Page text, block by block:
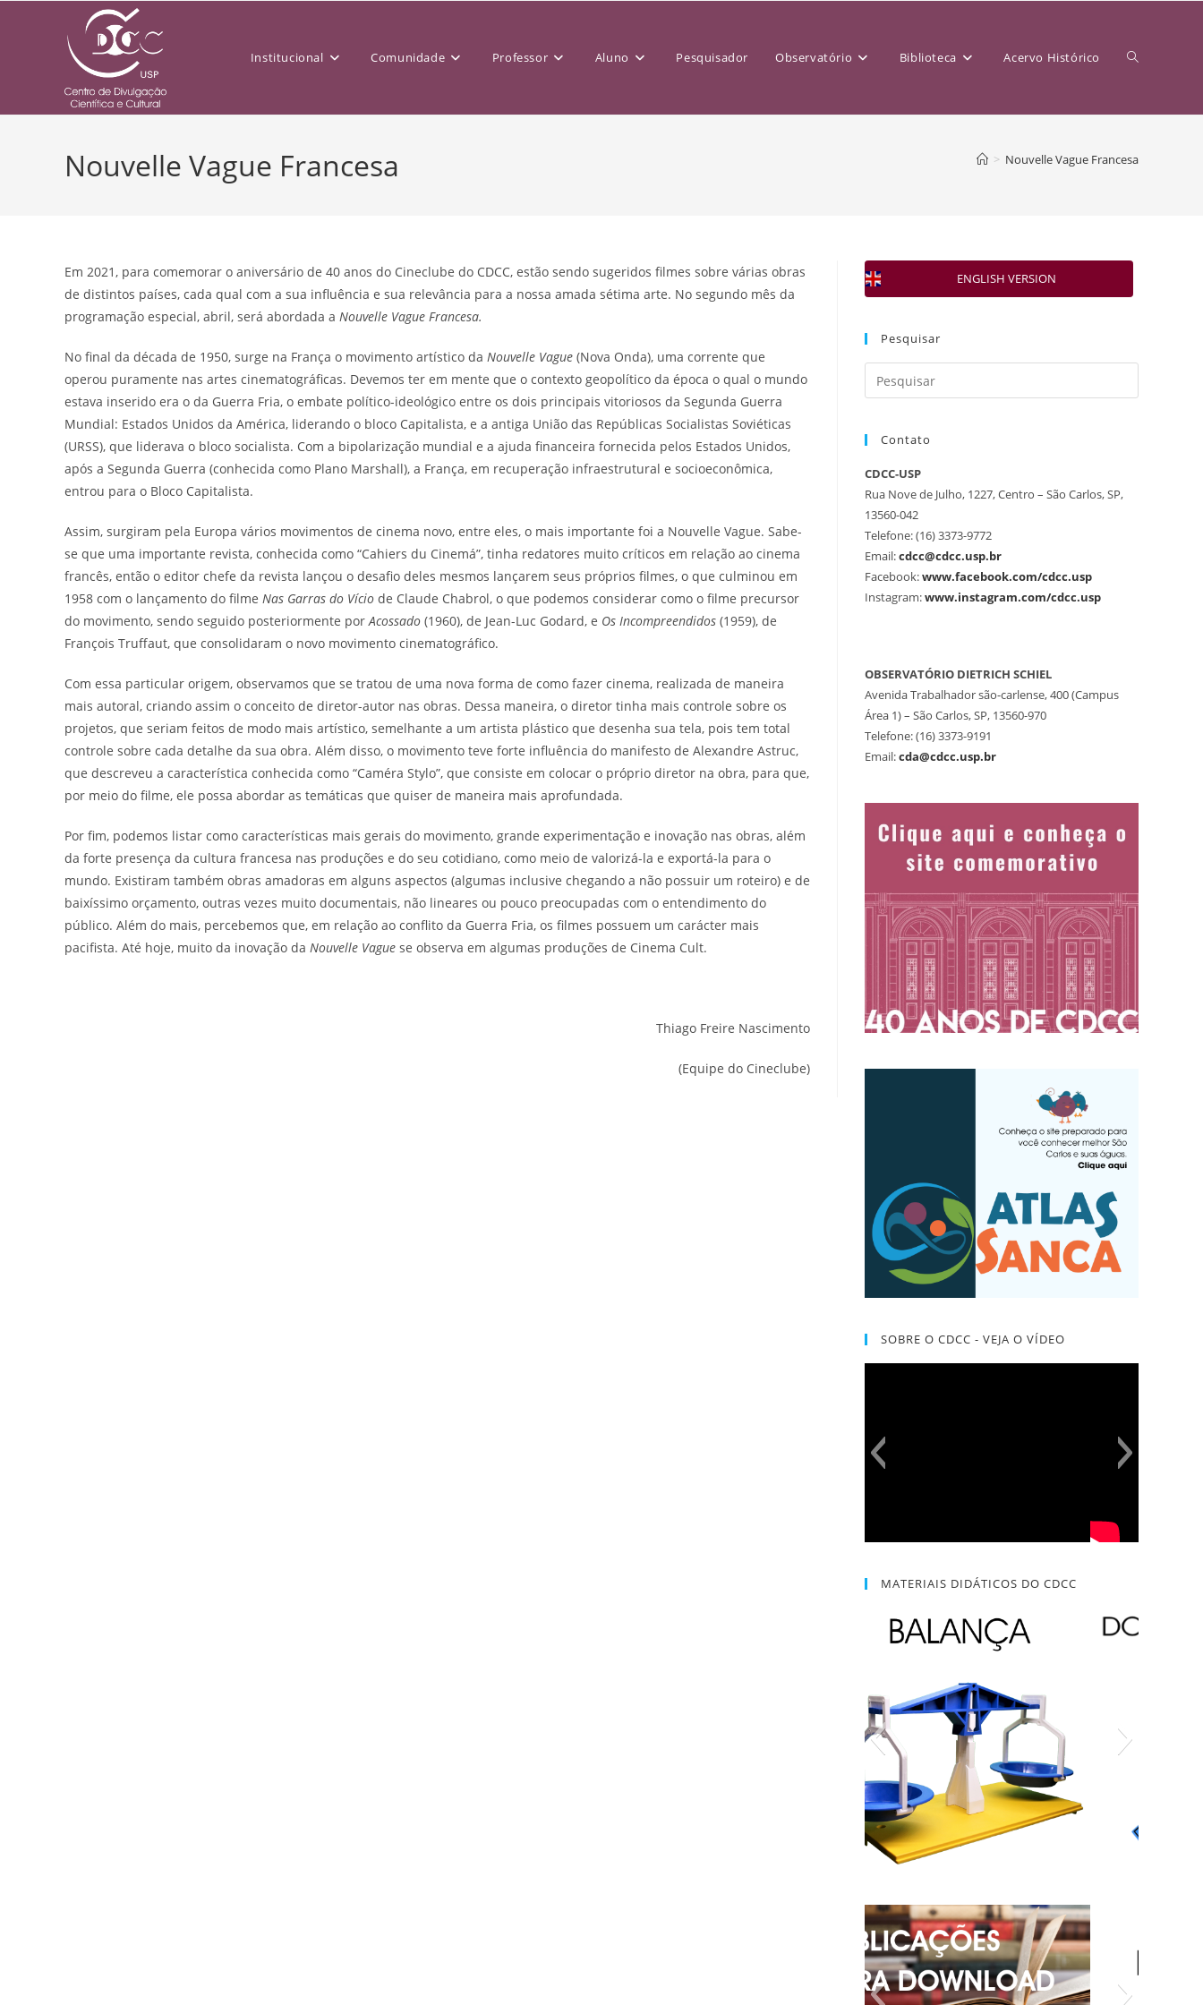
Institucional Comunidade Professor Aluno Pesquisador Observatório Biblioteca Acervo Histórico
Nouvelle Vague Francesa > Nouvelle Vague Francesa
Em 2021, para comemorar o aniversário de 40 anos do Cineclube do CDCC, estão sendo sugeridos filmes sobre várias obras
de distintos países, cada qual com a sua influência e sua relevância para a nossa amada sétima arte. No segundo mês da
programação especial, abril, será abordada a Nouvelle Vague Francesa.
No final da década de 1950, surge na França o movimento artístico da Nouvelle Vague (Nova Onda), uma corrente que
operou puramente nas artes cinematográficas. Devemos ter em mente que o contexto geopolítico da época o qual o mundo
estava inserido era o da Guerra Fria, o embate político-ideológico entre os dois principais vitoriosos da Segunda Guerra
Mundial: Estados Unidos da América, liderando o bloco Capitalista, e a antiga União das Repúblicas Socialistas Soviéticas
(URSS), que liderava o bloco socialista. Com a bipolarização mundial e a ajuda financeira fornecida pelos Estados Unidos,
após a Segunda Guerra (conhecida como Plano Marshall), a França, em recuperação infraestrutural e socioeconômica,
entrou para o Bloco Capitalista.
Assim, surgiram pela Europa vários movimentos de cinema novo, entre eles, o mais importante foi a Nouvelle Vague. Sabe-
se que uma importante revista, conhecida como “Cahiers du Cinemá”, tinha redatores muito críticos em relação ao cinema
francês, então o editor chefe da revista lançou o desafio deles mesmos lançarem seus próprios filmes, o que culminou em
1958 com o lançamento do filme Nas Garras do Vício de Claude Chabrol, o que podemos considerar como o filme precursor
do movimento, sendo seguido posteriormente porAcossado (1960), de Jean-Luc Godard, e Os Incompreendidos (1959), de
François Truffaut, que consolidaram o novo movimento cinematográfico.
Com essa particular origem, observamos que se tratou de uma nova forma de como fazer cinema, realizada de maneira
mais autoral, criando assim o conceito de diretor-autor nas obras. Dessa maneira, o diretor tinha mais controle sobre os
projetos, que seriam feitos de modo mais artístico, semelhante a um artista plástico que desenha sua tela, pois tem total
controle sobre cada detalhe da sua obra. Além disso, o movimento teve forte influência do manifesto de Alexandre Astruc,
que descreveu a característica conhecida como “Caméra Stylo”, que consiste em colocar o próprio diretor na obra, para que,
por meio do filme, ele possa abordar as temáticas que quiser de maneira mais aprofundada.
Por fim, podemos listar como características mais gerais do movimento, grande experimentação e inovação nas obras, além
da forte presença da cultura francesa nas produções e do seu cotidiano, como meio de valorizá-la e exportá-la para o
mundo. Existiram também obras amadoras em alguns aspectos (algumas inclusive chegando a não possuir um roteiro) e de
baixíssimo orçamento, outras vezes muito documentais, não lineares ou pouco preocupadas com o entendimento do
público. Além do mais, percebemos que, em relação ao conflito da Guerra Fria, os filmes possuem um carácter mais
pacifista. Até hoje, muito da inovação da Nouvelle Vague se observa em algumas produções de Cinema Cult.
Thiago Freire Nascimento
(Equipe do Cineclube)
ENGLISH VERSION
Pesquisar
Contato
CDCC-USP
Rua Nove de Julho, 1227, Centro – São Carlos, SP,
13560-042
Telefone: (16) 3373-9772
Email:cdcc@cdcc.usp.br
Facebook:www.facebook.com/cdcc.usp
Instagram:www.instagram.com/cdcc.usp
OBSERVATÓRIO DIETRICH SCHIEL
Avenida Trabalhador são-carlense, 400 (Campus
Área 1) – São Carlos, SP, 13560-970
Telefone: (16) 3373-9191
Email:cda@cdcc.usp.br
SOBRE O CDCC - VEJA O VÍDEO
MATERIAIS DIDÁTICOS DO CDCC